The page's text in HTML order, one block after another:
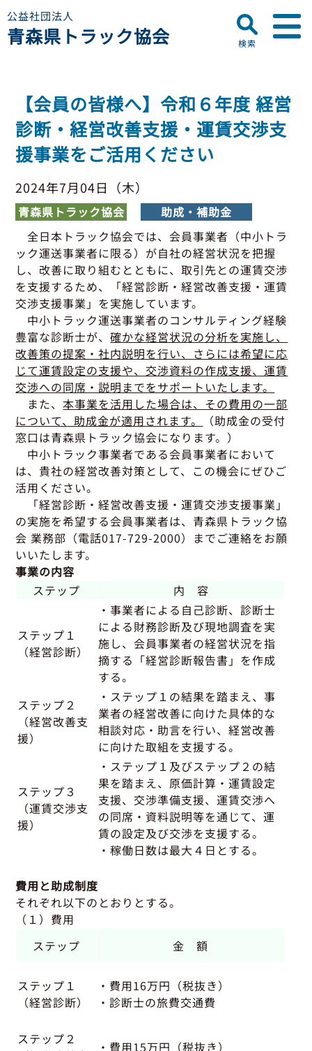
公益社団法人
青森県トラック協会
プロフィール
ディスクロージャー
会員名簿
お知らせ ▼
青森県トラック協会
行政・他団体
助成・補助金
適正化事業
セミナー・研修
適正化事業
適正化事業について
Gマーク制度について
巡回指導について
運行管理者・整備管理者
適正化だより
会員専用ページ ▼
初任運転者特別指導教育
グッドラーニング
運送申込・書面化アプリ
利用申し込み
活動報告・協会報
貸出用ビデオライブラリ
会員メール登録・会員情報変更
保有車両台数変更
一般の皆さまへ ▼
トラック輸送の役割
緑ナンバートラックとは
Gマークとは
引越安心マークとは
協会の活動
入会のご案内
プライバシーポリシー
お問い合わせ
検索
【会員の皆様へ】令和６年度 経営
診断・経営改善支援・運賃交渉支
援事業をご活用ください
2024年7月04日（木）
青森県トラック協会
助成・補助金
全日本トラック協会では、会員事業者（中小トラ
ック運送事業者に限る）が自社の経営状況を把握
し、改善に取り組むとともに、取引先との運賃交渉
を支援するため、「経営診断・経営改善支援・運賃
交渉支援事業」を実施しています。
中小トラック運送事業者のコンサルティング経験
豊富な診断士が、確かな経営状況の分析を実施し、
改善策の提案・社内説明を行い、さらには希望に応
じて運賃設定の支援や、交渉資料の作成支援、運賃
交渉への同席・説明までをサポートいたします。
また、本事業を活用した場合は、その費用の一部
について、助成金が適用されます。
（助成金の受付
窓口は青森県トラック協会になります。）
中小トラック事業者である会員事業者において
は、貴社の経営改善対策として、この機会にぜひご
活用ください。
「経営診断・経営改善支援・運賃交渉支援事業」
の実施を希望する会員事業者は、青森県トラック協
会 業務部（電話017-729-2000）までご連絡をお願
いいたします。
事業の内容
ステップ
内 容
ステップ１
（経営診断）
・事業者による自己診断、診断士
による財務診断及び現地調査を実
施し、会員事業者の経営状況を指
摘する「経営診断報告書」を作成
する。
ステップ２
（経営改善支
援）
・ステップ１の結果を踏まえ、事
業者の経営改善に向けた具体的な
相談対応・助言を行い、経営改善
に向けた取組を支援する。
ステップ３
（運賃交渉支
援）
・ステップ１及びステップ２の結
果を踏まえ、原価計算・運賃設定
支援、交渉準備支援、運賃交渉へ
の同席・資料説明等を通じて、運
賃の設定及び交渉を支援する。
・稼働日数は最大４日とする。
費用と助成制度
それぞれ以下のとおりとする。
（１）費用
ステップ
金 額
ステップ１
（経営診断）
・費用16万円（税抜き）
・診断士の旅費交通費
ステップ２
・費用15万円（税抜き）